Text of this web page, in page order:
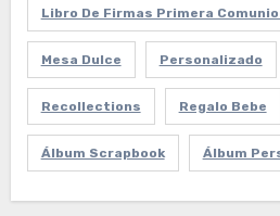
Libro De Firmas Primera
Mesa Dulce Personalizado
Recollections Regalo Bebe
Álbum Scrapbook Álbum